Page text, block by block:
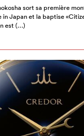
sort sa première
Japan et la baptise
est (…)